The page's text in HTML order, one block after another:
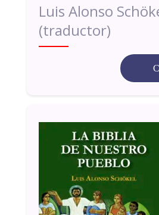
Luis Alonso
(traductor)